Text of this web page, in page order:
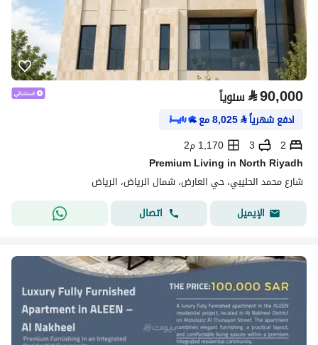
⃁90,000 سنوياً
ادفع شهرياً⃁
8,025مع
2
3
1,170 م2
Premium Living in North Riyadh
شارع محمد الحليبي، حي العارض، شمال الرياض، الرياض
الإيميل
اتصال